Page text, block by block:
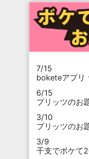
7/15
boketeアプリ
6/15
プリッツのお
3/10
プリッツのお
3/9
干支でボケて